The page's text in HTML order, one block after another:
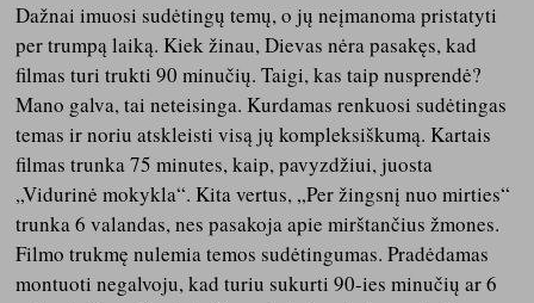
Dažnai imuosi sudėtingų temų, o jų neįmanoma pristatyti
per trumpą laiką. Kiek žinau, Dievas nėra pasakęs, kad
filmas turi trukti 90 minučių. Taigi, kas taip nusprendė?
Mano galva, tai neteisinga. Kurdamas renkuosi sudėtingas
temas ir noriu atskleisti visą jų kompleksiškumą. Kartais
filmas trunka 75 minutes, kaip, pavyzdžiui, juosta
„Vidurinė mokykla“. Kita vertus, „Per žingsnį nuo mirties“
trunka 6 valandas, nes pasakoja apie mirštančius žmones.
Filmo trukmę nulemia temos sudėtingumas. Pradėdamas
montuoti negalvoju, kad turiu sukurti 90-ies minučių ar 6